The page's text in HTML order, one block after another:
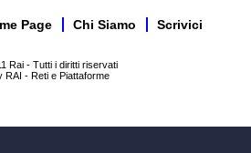
Page Chi Siamo Scrivici
Rai - Tutti i diritti riservati
RAI - Reti e Piattaforme